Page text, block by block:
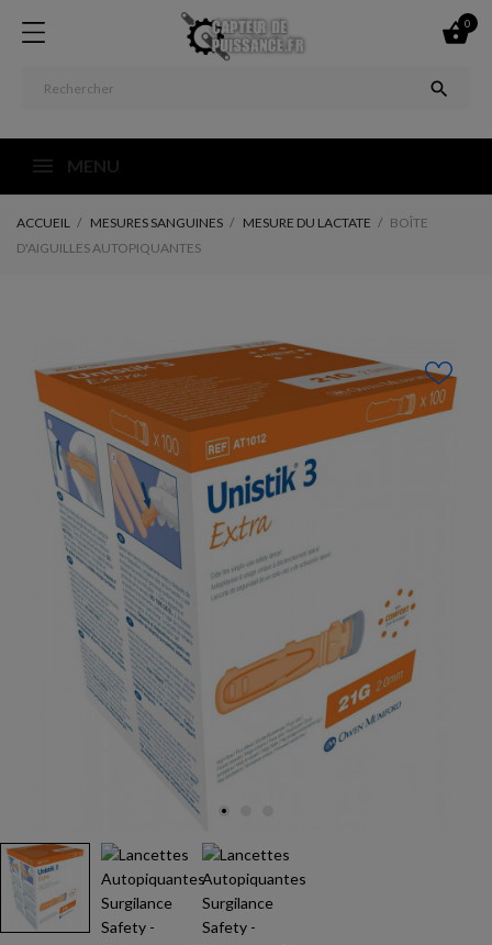

0

MENU
ACCUEIL MESURES SANGUINES MESURE DU LACTATE
BOÎTE
D'AIGUILLES AUTOPIQUANTES